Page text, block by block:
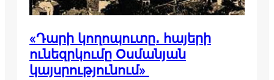
«Դարի կողոպուտը․ հայերի
ունեզրկումը Օսմանյան
կայսրությունում»